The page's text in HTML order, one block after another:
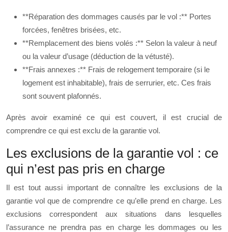
**Réparation des dommages causés par le vol :** Portes
forcées, fenêtres brisées, etc.
**Remplacement des biens volés :** Selon la valeur à neuf
ou la valeur d’usage (déduction de la vétusté).
**Frais annexes :** Frais de relogement temporaire (si le
logement est inhabitable), frais de serrurier, etc. Ces frais
sont souvent plafonnés.
Après avoir examiné ce qui est couvert, il est crucial de
comprendre ce qui est exclu de la garantie vol.
Les exclusions de la garantie vol : ce
qui n’est pas pris en charge
Il est tout aussi important de connaître les exclusions de la
garantie vol que de comprendre ce qu’elle prend en charge. Les
exclusions correspondent aux situations dans lesquelles
l’assurance ne prendra pas en charge les dommages ou les